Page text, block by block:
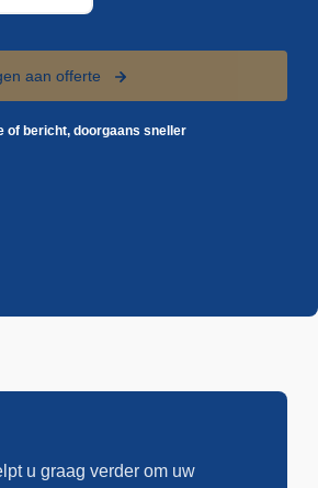
aan offerte
of bericht, doorgaans sneller
u graag verder om uw